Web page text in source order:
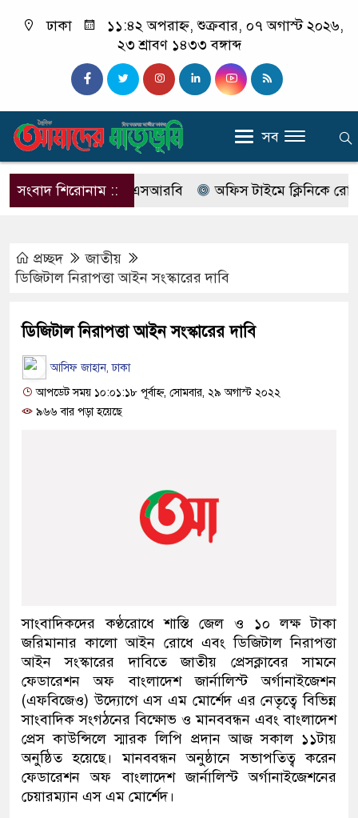
ঢাকা
১১:৪২ অপরাহ্ন, শুক্রবার, ০৭ অগাস্ট ২০২৬,
২৩ শ্রাবণ ১৪৩৩ বঙ্গাব্দ
সব
সংবাদ শিরোনাম ::
বদলে আসছে এসআরবি অফিস টাইমে ক্লিনিকে রোগী
প্রচ্ছদ
জাতীয়
ডিজিটাল নিরাপত্তা আইন সংস্কারের দাবি
ডিজিটাল নিরাপত্তা আইন সংস্কারের দাবি
আসিফ জাহান, ঢাকা
আপডেট সময় ১০:০১:১৮ পূর্বাহ্ন, সোমবার, ২৯ অগাস্ট ২০২২
৯৬৬ বার পড়া হয়েছে
সাংবাদিকদের কণ্ঠরোধে শাস্তি জেল ও ১০ লক্ষ টাকা
জরিমানার কালো আইন রোধে এবং ডিজিটাল নিরাপত্তা
আইন সংস্কারের দাবিতে জাতীয় প্রেসক্লাবের সামনে
ফেডারেশন অফ বাংলাদেশ জার্নালিস্ট অর্গানাইজেশন
(এফবিজেও) উদ্যোগে এস এম মোর্শেদ এর নেতৃত্বে বিভিন্ন
সাংবাদিক সংগঠনের বিক্ষোভ ও মানববন্ধন এবং বাংলাদেশ
প্রেস কাউন্সিলে স্মারক লিপি প্রদান আজ সকাল ১১টায়
অনুষ্ঠিত হয়েছে। মানববন্ধন অনুষ্ঠানে সভাপতিত্ব করেন
ফেডারেশন অফ বাংলাদেশ জার্নালিস্ট অর্গানাইজেশনের
চেয়ারম্যান এস এম মোর্শেদ।